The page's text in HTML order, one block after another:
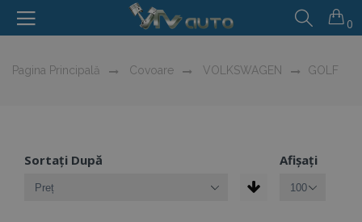
0
Pagina Principală Covoare VOLKSWAGEN GOLF
Sortați După Afișați